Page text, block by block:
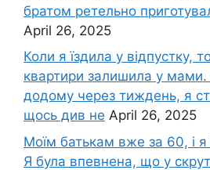
братом ретельно
April 26, 2025
Коли я їздила у відпустку,
квартири залишила у
додому через тиждень, я
щось див не April 26, 2025
Моїм батькам вже за 60, і я
Я була впевнена, що у